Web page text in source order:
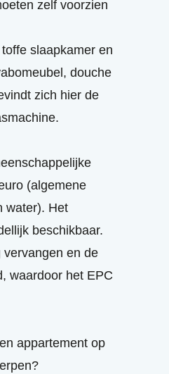
zelf voorzien
slaapkamer en
douche
zich hier de
(algemene
water). Het
beschikbaar.
vervangen en de
waardoor het EPC
appartement op